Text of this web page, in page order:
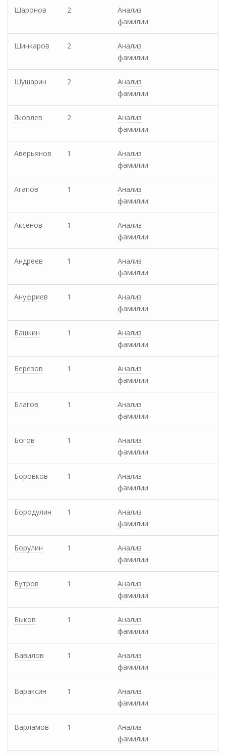
Шаронов 2
Анализ
фамилии
Шинкаров 2
Анализ
фамилии
Шушарин 2
Анализ
фамилии
Яковлев 2
Анализ
фамилии
Аверьянов 1
Анализ
фамилии
Агапов 1
Анализ
фамилии
Аксенов 1
Анализ
фамилии
Андреев 1
Анализ
фамилии
Ануфриев 1
Анализ
фамилии
Башкин 1
Анализ
фамилии
Березов 1
Анализ
фамилии
Благов 1
Анализ
фамилии
Богов 1
Анализ
фамилии
Боровков 1
Анализ
фамилии
Бородулин 1
Анализ
фамилии
Борулин 1
Анализ
фамилии
Бутров 1
Анализ
фамилии
Быков 1
Анализ
фамилии
Вавилов 1
Анализ
фамилии
Вараксин 1
Анализ
фамилии
Варламов 1
Анализ
фамилии